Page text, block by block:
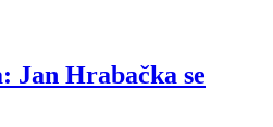
Jan Hrabačka se